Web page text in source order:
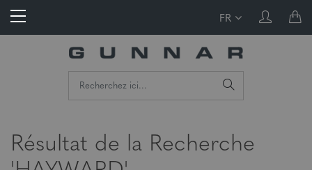
FR
Résultat de la Recherche